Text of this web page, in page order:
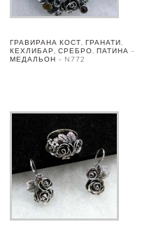
ГРАВИРАНА КОСТ, ГРАНАТИ,
КЕХЛИБАР, СРЕБРО, ПАТИНА –
МЕДАЛЬОН – N772